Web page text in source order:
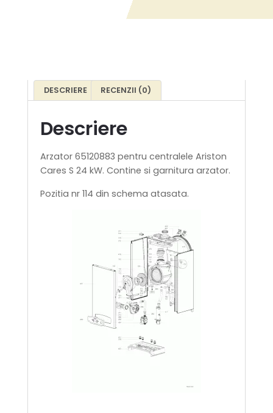
DESCRIERE RECENZII (0)
Descriere
Arzator 65120883 pentru centralele Ariston
Cares S 24 kW. Contine si garnitura arzator.
Pozitia nr 114 din schema atasata.